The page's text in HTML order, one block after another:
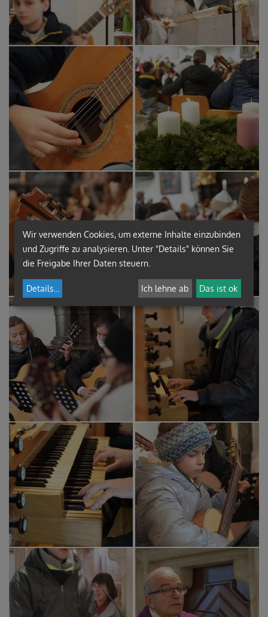
Wir verwenden Cookies, um externe Inhalte einzubinden
und Zugriffe zu analysieren. Unter "Details" können Sie
die Freigabe Ihrer Daten steuern.
Details Ich lehne ab Das ist ok